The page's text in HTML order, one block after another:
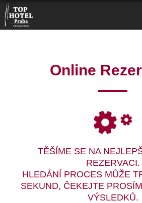
Online
TĚŠÍME SE NA
REZERVACI.
HLEDÁNÍ PROCES MŮŽE
SEKUND, ČEKEJTE
VÝSLEDKŮ.